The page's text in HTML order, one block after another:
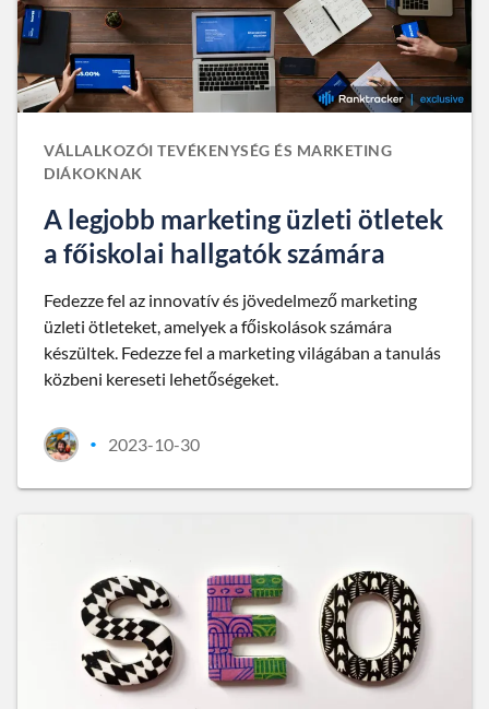
VÁLLALKOZÓI TEVÉKENYSÉG ÉS MARKETING
DIÁKOKNAK
A legjobb marketing üzleti ötletek
a főiskolai hallgatók számára
Fedezze fel az innovatív és jövedelmező marketing
üzleti ötleteket, amelyek a főiskolások számára
készültek. Fedezze fel a marketing világában a tanulás
közbeni kereseti lehetőségeket.
• 2023-10-30